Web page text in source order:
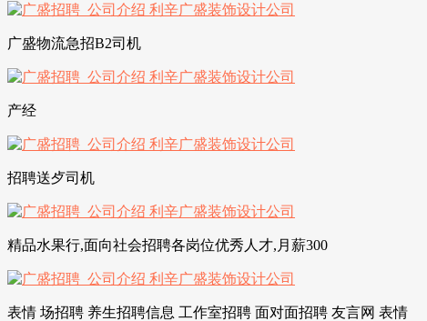
广盛物流急招B2司机
产经
招聘送歺司机
精品水果行,面向社会招聘各岗位优秀人才,月薪300
表情 场招聘 养生招聘信息 工作室招聘 面对面招聘 友言网 表情